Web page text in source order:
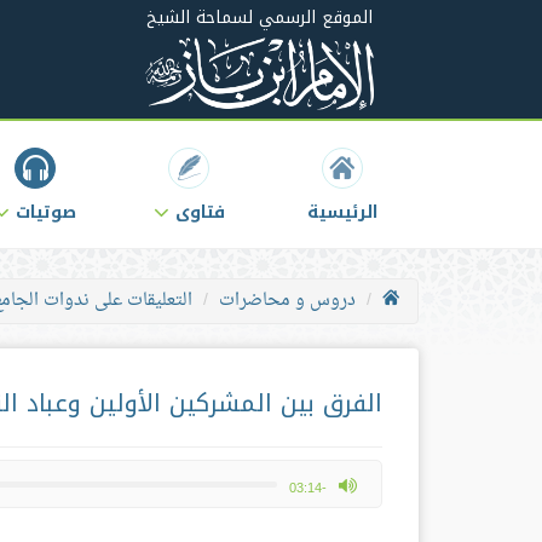
الموقع الرسمي لسماحة الشيخ
الرئيسية فتاوى صوتيات
دروس و محاضرات التعليقات على ندوات
الفرق بين المشركين الأولين وعباد
-03:14
max volume